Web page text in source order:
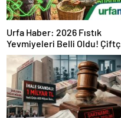
Urfa Haber: 2026 Fıstık
Yevmiyeleri Belli Oldu! Çiftçi
ve İşçi Tarlada Buluştu